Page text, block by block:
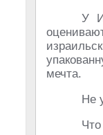
У
мечта.
Не